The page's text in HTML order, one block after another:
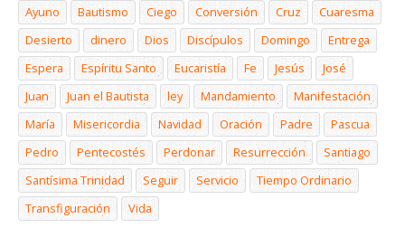
Ayuno
Bautismo Ciego Conversión Cruz
Cuaresma
Desierto
dinero Dios Discípulos Domingo
Entrega
Espera
Espíritu Santo Eucaristía Fe Jesús
José
Juan
Juan el Bautista ley Mandamiento
Manifestación
María
Misericordia Navidad Oración Padre
Pascua
Pedro
Pentecostés Perdonar Resurrección
Santiago
Santísima Trinidad
Seguir Servicio
Tiempo Ordinario
Transfiguración
Vida